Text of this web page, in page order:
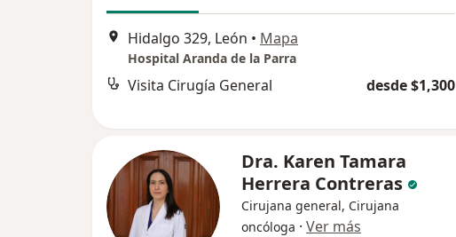
Hidalgo 329, León • Mapa
Hospital Aranda de la Parra
Visita Cirugía General desde $1,300
Dra. Karen Tamara
Herrera Contreras
Cirujana general, Cirujana
oncóloga · Ver más